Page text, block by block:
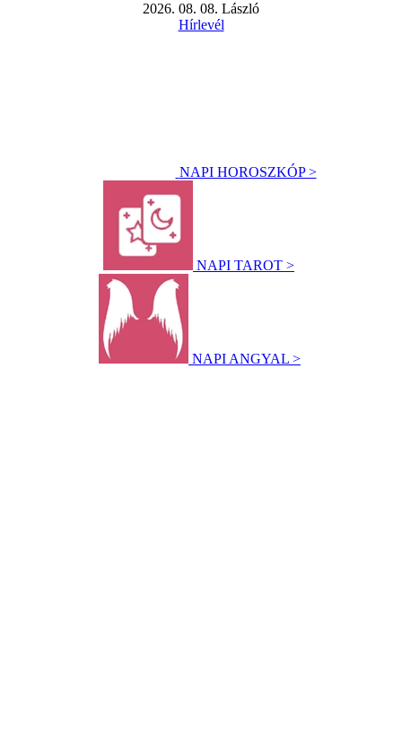
2026. 08. 08. László
Hírlevél
NAPI HOROSZKÓP >
NAPI TAROT >
NAPI ANGYAL >